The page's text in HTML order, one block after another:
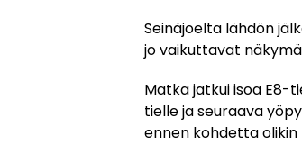
Seinäjoelta lähdön
jo vaikuttavat
Matka jatkui isoa E8-
tielle ja seuraava
ennen kohdetta